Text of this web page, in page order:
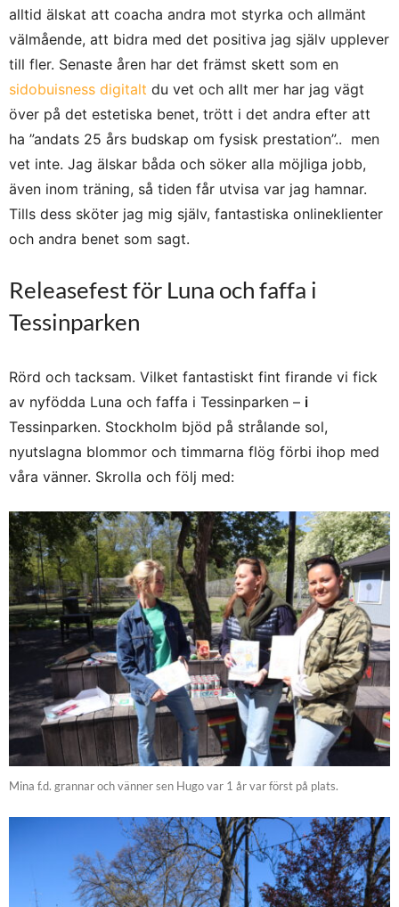
alltid älskat att coacha andra mot styrka och allmänt
välmående, att bidra med det positiva jag själv upplever
till fler. Senaste åren har det främst skett som en
sidobuisness digitalt du vet och allt mer har jag vägt
över på det estetiska benet, trött i det andra efter att
ha ”andats 25 års budskap om fysisk prestation”.. men
vet inte. Jag älskar båda och söker alla möjliga jobb,
även inom träning, så tiden får utvisa var jag hamnar.
Tills dess sköter jag mig själv, fantastiska onlineklienter
och andra benet som sagt.
Releasefest för Luna och faffa i
Tessinparken
Rörd och tacksam. Vilket fantastiskt fint firande vi fick
av nyfödda Luna och faffa i Tessinparken – i
Tessinparken. Stockholm bjöd på strålande sol,
nyutslagna blommor och timmarna flög förbi ihop med
våra vänner. Skrolla och följ med:
Mina f.d. grannar och vänner sen Hugo var 1 år var först på plats.